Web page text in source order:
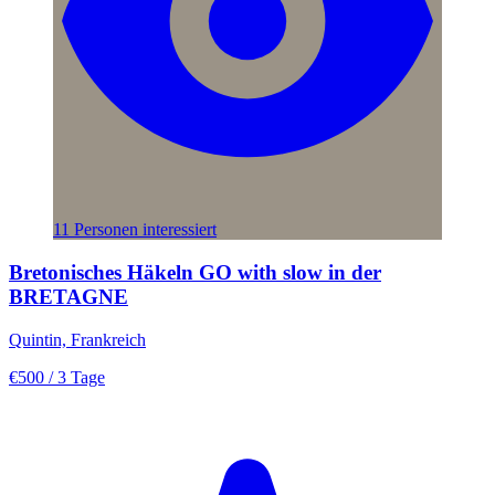
11 Personen interessiert
Bretonisches Häkeln GO with slow in der
BRETAGNE
Quintin, Frankreich
€500 / 3 Tage